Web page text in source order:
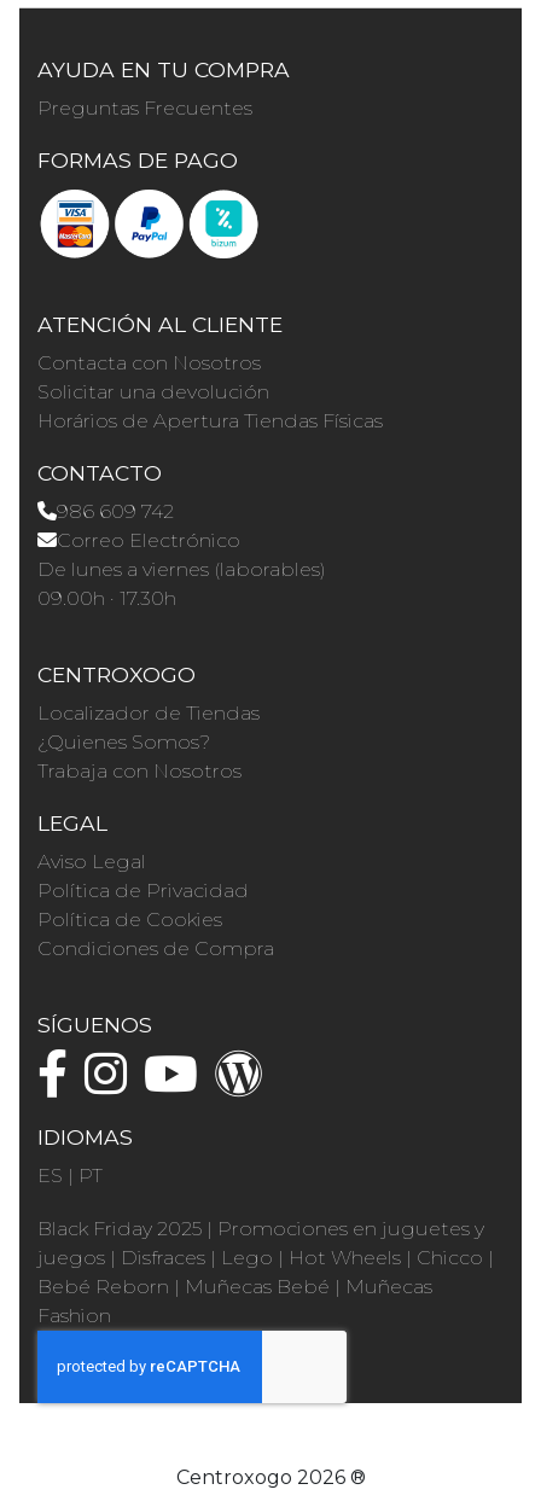
AYUDA EN TU COMPRA
Preguntas Frecuentes
FORMAS DE PAGO
ATENCIÓN AL CLIENTE
Contacta con Nosotros
Solicitar una devolución
Horários de Apertura Tiendas Físicas
CONTACTO
986 609 742
Correo Electrónico
De lunes a viernes (laborables)
09.00h · 17.30h
CENTROXOGO
Localizador de Tiendas
¿Quienes Somos?
Trabaja con Nosotros
LEGAL
Aviso Legal
Política de Privacidad
Política de Cookies
Condiciones de Compra
SÍGUENOS
IDIOMAS
ES | PT
Black Friday 2025 | Promociones en juguetes y
juegos | Disfraces | Lego | Hot Wheels | Chicco |
Bebé Reborn | Muñecas Bebé | Muñecas
Fashion
Centroxogo 2026 ®